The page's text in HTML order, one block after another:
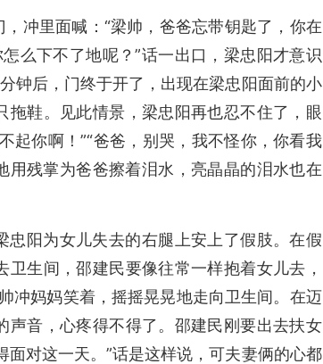
冲里面喊：“梁帅，爸爸忘带钥匙了，你在
么下不了地呢？”话一出口，梁忠阳才意识
钟后，门终于开了，出现在梁忠阳面前的小
鞋。见此情景，梁忠阳再也忍不住了，眼
起你啊！”“爸爸，别哭，我不怪你，你看我
残掌为爸爸擦着泪水，亮晶晶的泪水也在
阳为女儿失去的右腿上安上了假肢。在假
生间，邵建民要像往常一样抱着女儿去，
冲妈妈笑着，摇摇晃晃地走向卫生间。在迈
音，心疼得不得了。邵建民刚要出去扶女
对这一天。”话是这样说，可夫妻俩的心都